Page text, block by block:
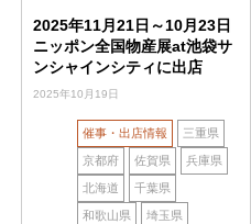
2025年11月21日～10月23日
ニッポン全国物産展at池袋サ
ンシャインシティに出店
2025年10月19日
催事・出店情報 三重県
京都府 佐賀県 兵庫県
北海道 千葉県
和歌山県 埼玉県